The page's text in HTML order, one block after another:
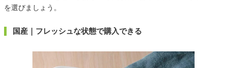
を選びましょう。
国産｜フレッシュな状態で購入できる